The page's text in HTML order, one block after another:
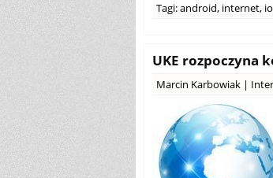
Tagi:android, internet,
UKE rozpoczyna
Marcin Karbowiak |